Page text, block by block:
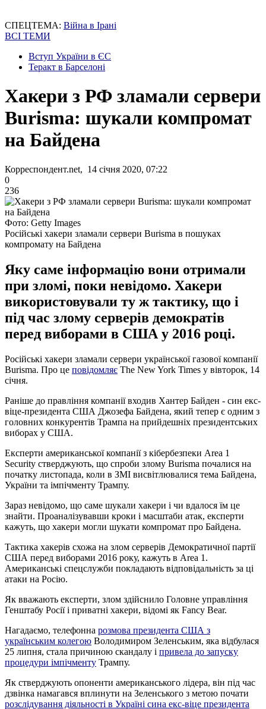
СПЕЦТЕМА: Війна в Ірані
ВСІ ТЕМИ
Вступ України в ЄС
Теракт в Барселоні
Хакери з РФ зламали сервери
Burisma: шукали компромат
на Байдена
Корреспондент.net, 14 січня 2020, 07:22
0
236
Фото: Getty Images
Російські хакери зламали сервери Burisma в пошуках
компромату на Байдена
Яку саме інформацію вони отримали
при зломі, поки невідомо. Хакери
використовували ту ж тактику, що і
під час злому серверів демократів
перед виборами в США у 2016 році.
Російські хакери зламали сервери української газової компанії
Burisma. Про це повідомляє The New York Times у вівторок, 14
січня.
Раніше до правління компанії входив Хантер Байден - син екс-
віце-президента США Джозефа Байдена, який тепер є одним з
головних конкурентів Трампа на прийдешніх президентських
виборах у США.
Експерти американської компанії з кібербезпеки Area 1
Security стверджують, що спроби злому Burisma почалися на
початку листопада, коли в ЗМІ висвітлювалися тема Байдена,
України та імпічменту Трампу.
Зараз невідомо, що саме шукали хакери і чи вдалося їм це
знайти. Проаналізувавши кроки і масштаби атак, експерти
кажуть, що хакери могли шукати компромат про Байдена.
Тактика хакерів схожа на злом серверів Демократичної партії
США перед виборами 2016 року, кажуть в Area 1.
Американські спецслужби покладають відповідальність за ці
атаки на Росію.
Як вважають експерти, злом здійснило Головне управління
Генштабу Росії і приватні хакери, відомі як Fancy Bear.
Нагадаємо, телефонна розмова президента США з
українським колегою Володимиром Зеленським, яка відбулася
25 липня, стала причиною скандалу і привела до запуску
процедури імпічменту Трампу.
Як стверджують опоненти американського лідера, він під час
дзвінка намагався вплинути на Зеленського з метою почати
розслідування діяльності в Україні сина екс-віце президента